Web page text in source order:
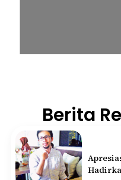
Berita